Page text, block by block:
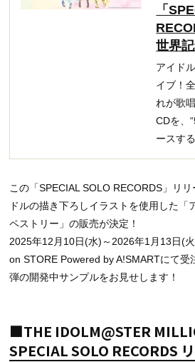
「
世界
アイド
イブ！
れが歌
CDを、
ースす
この「SPECIAL SOLO RECORDS」リ
ドルの描き下ろしイラストを使用した「
ペストリー」の販売が決定！
2025年12月10日(水)～2026年1月13日(
on STORE Powered by A!SMARTにて受
弾の開発中サンプルをお見せします！
■THE IDOLM@STER
SPECIAL SOLO RECORDS